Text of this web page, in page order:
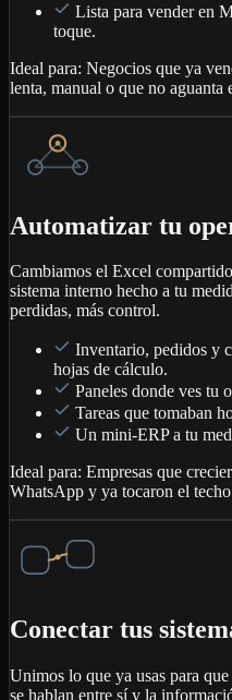
Lista para vender en
toque.
Ideal para: Negocios que ya
lenta, manual o que no aguanta
Automatizar tu
Cambiamos el Excel
sistema interno hecho a tu
perdidas, más control.
Inventario, pedidos y
hojas de cálculo.
Paneles donde ves tu
Tareas que tomaban
Un mini-ERP a tu
Ideal para: Empresas que
WhatsApp y ya tocaron el
Conectar tus
Unimos lo que ya usas para
se hablan entre sí y la